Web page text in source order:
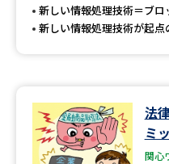
新しい情報処理技術＝ブロ
新しい情報処理技術が起点
法
ミ
関心